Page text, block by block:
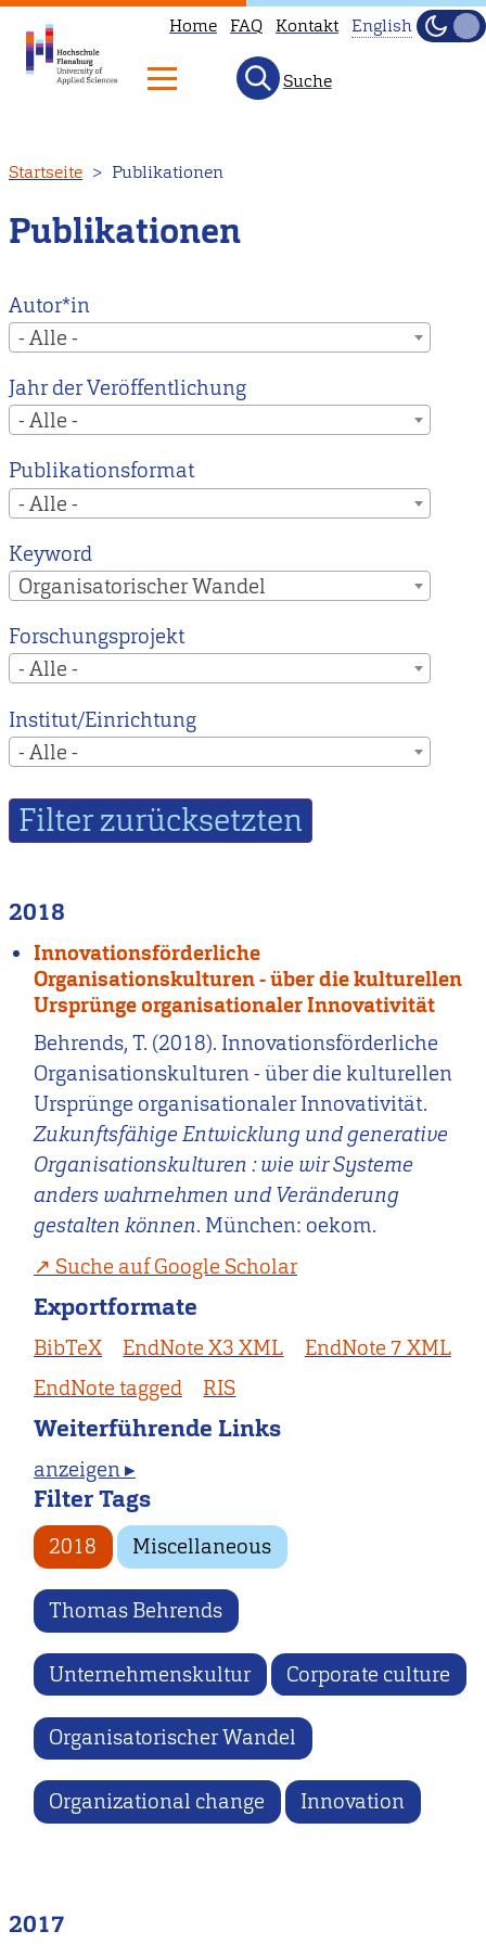
zum
Inhalt
Home FAQ Kontakt
to
our
main
instead.
English
Hell
Suche
Startseite Publikationen
Publikationen
Autor*in
- Alle -
Jahr der Veröffentlichung
- Alle -
Publikationsformat
- Alle -
Keyword
Organisatorischer Wandel
Forschungsprojekt
- Alle -
Institut/Einrichtung
- Alle -
2018
Innovationsförderliche
Organisationskulturen - über die kulturellen
Ursprünge organisationaler Innovativität
Behrends, T. (2018). Innovationsförderliche
Organisationskulturen - über die kulturellen
Ursprünge organisationaler Innovativität.
Zukunftsfähige Entwicklung und generative
Organisationskulturen : wie wir Systeme
anders wahrnehmen und Veränderung
gestalten können. München: oekom.
Suche auf Google Scholar
Exportformate
BibTeX EndNote X3 XML
EndNote 7 XML
EndNote tagged
RIS
Weiterführende Links
anzeigen ▸
Filter Tags
2018 Miscellaneous
Thomas Behrends
Unternehmenskultur Corporate culture
Organisatorischer Wandel
Organizational change Innovation
2017